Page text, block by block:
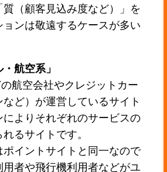
質（顧客見込み度など）」を
ョンは敬遠するケースが多い
航空系」
航空会社やクレジットカー
など）が運営しているサイト
によりそれぞれのサービスの
るサイトです。
ポイントサイトと同一なので
者や飛行機利用者などがユ